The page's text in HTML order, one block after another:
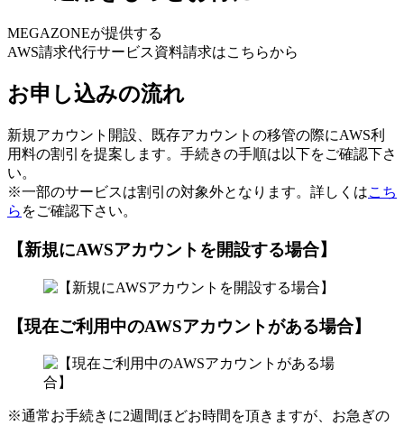
MEGAZONEが提供する
AWS請求代行サービス資料請求はこちらから
お申し込みの流れ
新規アカウント開設、既存アカウントの移管の際にAWS利
用料の割引を提案します。手続きの手順は以下をご確認下さ
い。
※一部のサービスは割引の対象外となります。詳しくはこち
ら をご確認下さい。
【新規にAWSアカウントを開設する場合】
【現在ご利用中のAWSアカウントがある場合】
※通常お手続きに2週間ほどお時間を頂きますが、お急ぎの